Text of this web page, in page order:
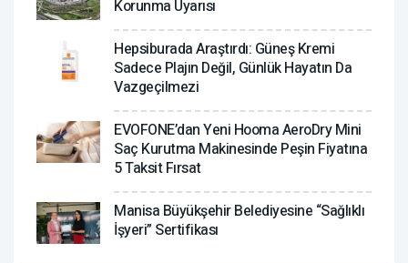
Korunma Uyarısı
Hepsiburada Araştırdı: Güneş Kremi
Sadece Plajın Değil, Günlük Hayatın Da
Vazgeçilmezi
EVOFONE’dan Yeni Hooma AeroDry Mini
Saç Kurutma Makinesinde Peşin Fiyatına
5 Taksit Fırsat
Manisa Büyükşehir Belediyesine “Sağlıklı
İşyeri” Sertifikası